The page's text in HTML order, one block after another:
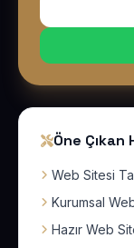
Öne Çıkan
Web Sitesi
Kurumsal
Hazır Web